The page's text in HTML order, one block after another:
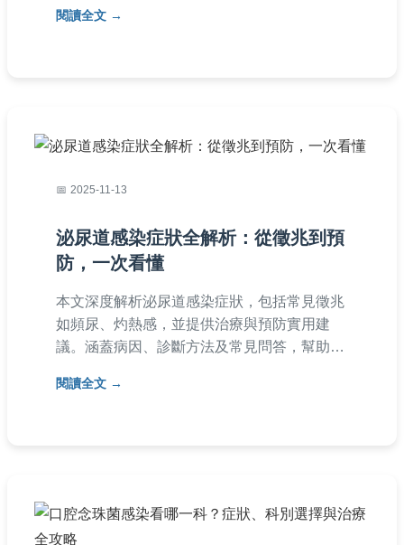
助您正確應對尿道發炎，避免復發。
閱讀全文
2025-11-13
泌尿道感染症狀全解析：從徵兆到預
防，一次看懂
本文深度解析泌尿道感染症狀，包括常見徵兆
如頻尿、灼熱感，並提供治療與預防實用建
議。涵蓋病因、診斷方法及常見問答，幫助您
發。
閱讀全文